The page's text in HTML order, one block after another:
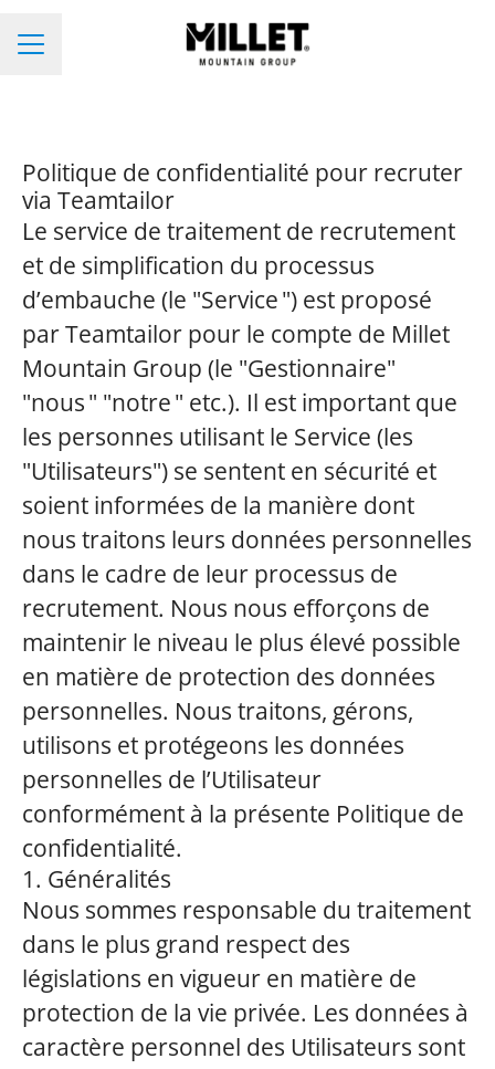
Menu Carriera
Politique de confidentialité pour recruter
via Teamtailor
Le service de traitement de recrutement
et de simplification du processus
d’embauche (le "Service ") est proposé
par Teamtailor pour le compte de Millet
Mountain Group (le "Gestionnaire"
"nous " "notre " etc.). Il est important que
les personnes utilisant le Service (les
"Utilisateurs") se sentent en sécurité et
soient informées de la manière dont
nous traitons leurs données personnelles
dans le cadre de leur processus de
recrutement. Nous nous efforçons de
maintenir le niveau le plus élevé possible
en matière de protection des données
personnelles. Nous traitons, gérons,
utilisons et protégeons les données
personnelles de l’Utilisateur
conformément à la présente Politique de
confidentialité.
1. Généralités
Nous sommes responsable du traitement
dans le plus grand respect des
législations en vigueur en matière de
protection de la vie privée. Les données à
caractère personnel des Utilisateurs sont